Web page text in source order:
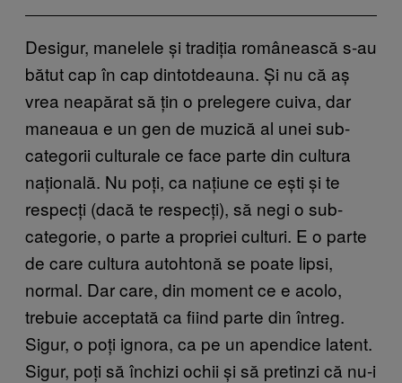
Desigur, manelele și tradiția românească s-au
bătut cap în cap dintotdeauna. Și nu că aș
vrea neapărat să țin o prelegere cuiva, dar
maneaua e un gen de muzică al unei sub-
categorii culturale ce face parte din cultura
națională. Nu poți, ca națiune ce ești și te
respecți (dacă te respecți), să negi o sub-
categorie, o parte a propriei culturi. E o parte
de care cultura autohtonă se poate lipsi,
normal. Dar care, din moment ce e acolo,
trebuie acceptată ca fiind parte din întreg.
Sigur, o poți ignora, ca pe un apendice latent.
Sigur, poți să închizi ochii și să pretinzi că nu-i